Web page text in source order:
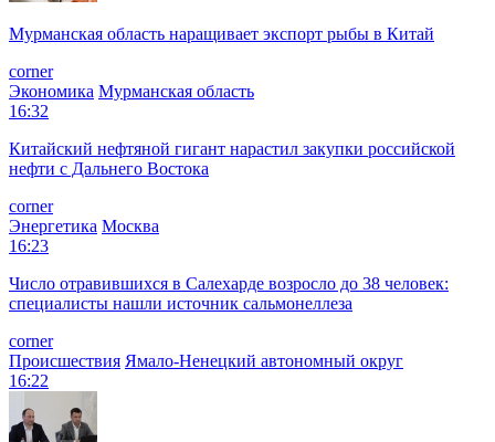
Мурманская область наращивает экспорт рыбы в Китай
corner
Экономика Мурманская область
16:32
Китайский нефтяной гигант нарастил закупки российской
нефти с Дальнего Востока
corner
Энергетика Москва
16:23
Число отравившихся в Салехарде возросло до 38 человек:
специалисты нашли источник сальмонеллеза
corner
Происшествия Ямало-Ненецкий автономный округ
16:22